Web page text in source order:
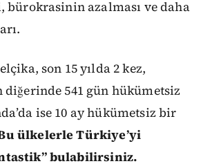
azalması ve daha
son 15 yılda 2 kez,
541 gün hükümetsiz
ise 10 ay hükümetsiz bir
ülkelerle Türkiye’yi
bulabilirsiniz.